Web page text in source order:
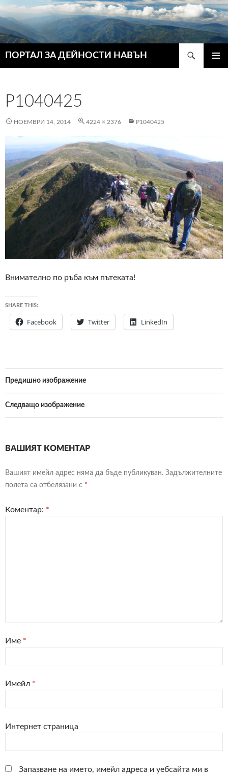
ПОРТАЛ ЗА ДЕЙНОСТИ НАВЪН
P1040425
НОЕМВРИ 14, 2014 4224 × 2376 P1040425
Внимателно по ръба към пътеката!
SHARE THIS:
Facebook Twitter LinkedIn
Предишно изображение
Следващо изображение
ВАШИЯТ КОМЕНТАР
Вашият имейл адрес няма да бъде публикуван. Задължителните
полета са отбелязани с *
Коментар: *
Име *
Имейл *
Интернет страница
Запазване на името, имейл адреса и уебсайта ми в